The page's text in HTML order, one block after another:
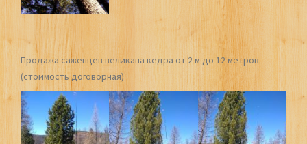
Продажа саженцев великана кедра от 2 м до 12 метров.
(стоимость договорная)